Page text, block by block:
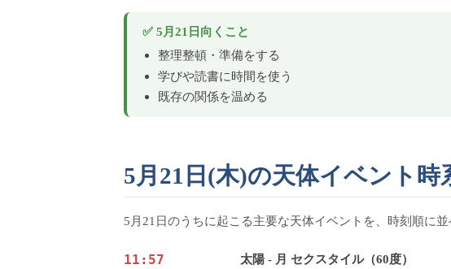
✅ 5月21日向くこと
整理整頓・準備をする
学びや読書に時間を使う
既存の関係を温める
5月21日(木)の天体イベント時
5月21日のうちに起こる主要な天体イベントを、時刻順に
11:57 太陽 - 月 セクスタイル（60度）